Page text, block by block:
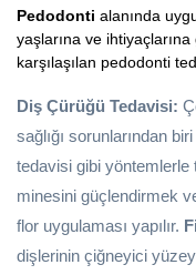
Pedodonti alanında
yaşlarına ve
karşılaşılan pedodonti
Diş Çürüğü Tedavisi:
sağlığı sorunlarından
tedavisi gibi yöntemlerle
minesini güçlendirmek
flor uygulaması yapılır.
dişlerinin çiğneyici